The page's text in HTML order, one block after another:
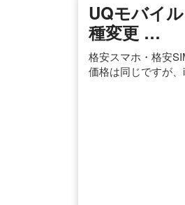
UQモバイ
種変更 …
格安スマホ・格安
価格は同じですが